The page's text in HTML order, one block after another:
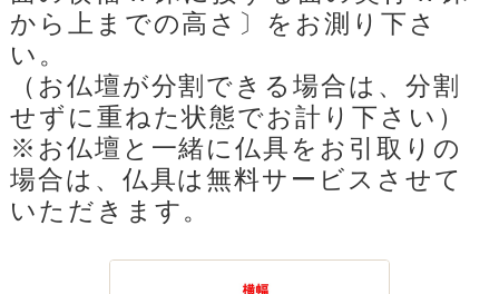
から上までの高さ〕をお測り下さ
い。
（お仏壇が分割できる場合は、分割
せずに重ねた状態でお計り下さい）
※お仏壇と一緒に仏具をお引取りの
場合は、仏具は無料サービスさせて
いただきます。